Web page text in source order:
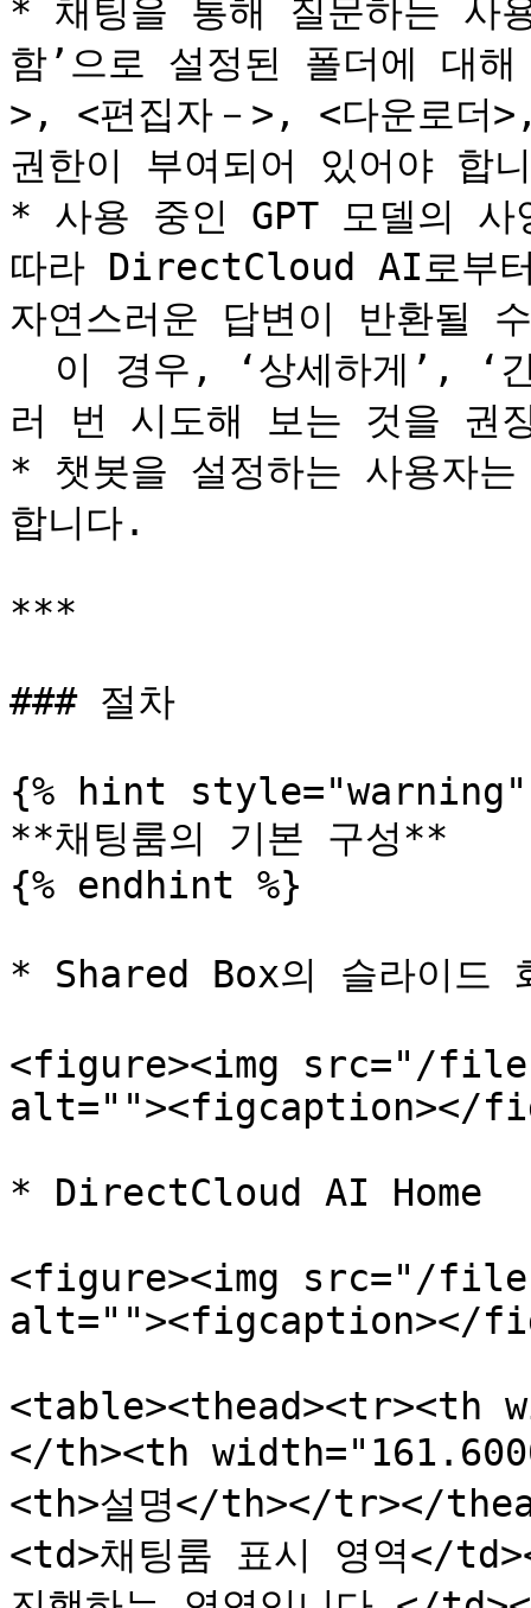
* 채팅을 통해 질문하는
함’으로 설정된 폴더에 대
>, <편집자－>, <다운로더
권한이 부여되어 있어야 합
* 사용 중인 GPT 모델의
따라 DirectCloud AI로부
자연스러운 답변이 반환될
러 번 시도해 보는 것을 권
* 챗봇을 설정하는 사용자
합니다.
***
### 절차
{% hint style="warning"
**채팅룸의 기본 구성**
{% endhint %}
* Shared Box의 슬라이
<figure><img src="/files/
alt=""><figcaption></
* DirectCloud AI Home
<figure><img src="/files/
alt=""><figcaption></
<table><thead><tr><th
</th><th
<th>설명</th></tr></
<td>채팅룸 표시 영역</